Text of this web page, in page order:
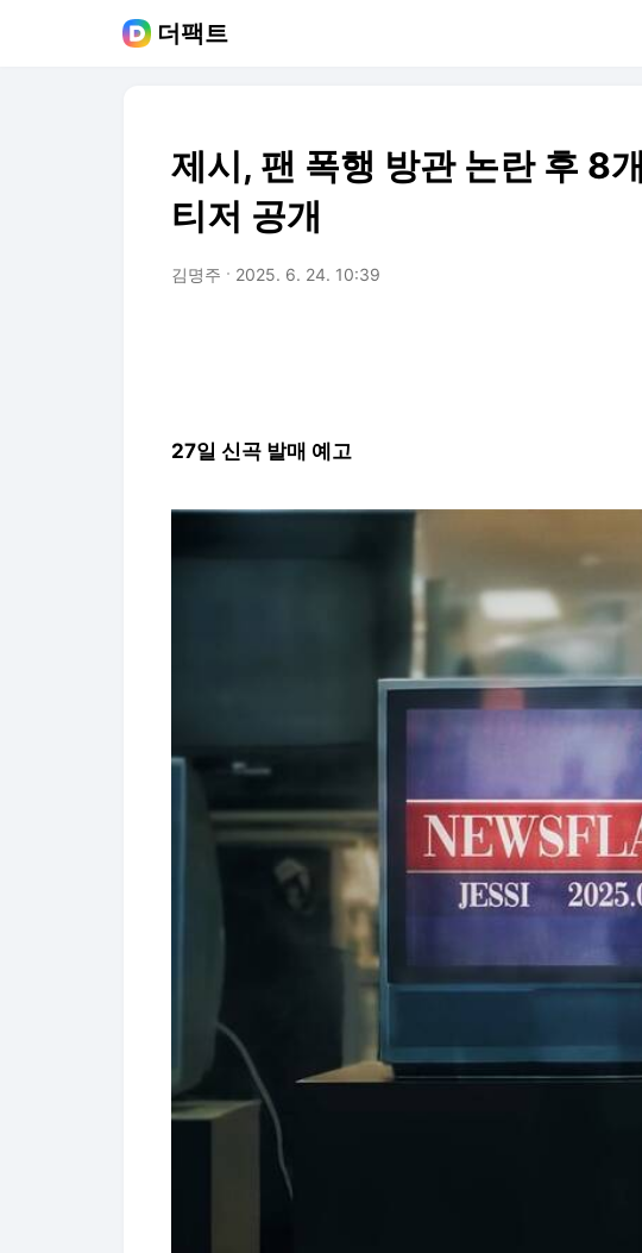
더팩트
제시, 팬 폭행 방관 논란 후 8
티저 공개
김명주 2025. 6. 24. 10:39
27일 신곡 발매 예고